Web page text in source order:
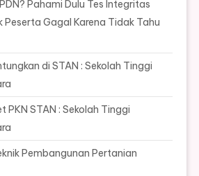
Pahami Dulu Tes Integritas
Peserta Gagal Karena Tidak Tahu
di STAN : Sekolah Tinggi
PKN STAN : Sekolah Tinggi
Pembangunan Pertanian